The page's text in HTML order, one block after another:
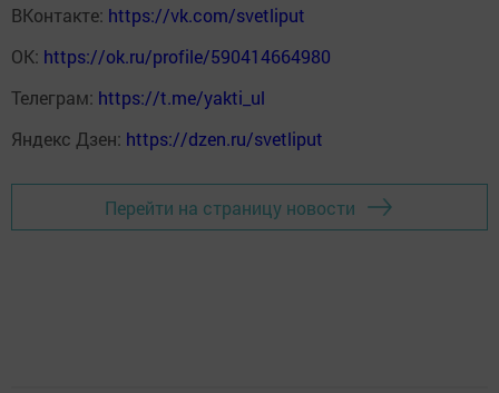
ВКонтакте: https://vk.com/svetliput
ОК: https://ok.ru/profile/590414664980
Телеграм: https://t.me/yakti_ul
Яндекс Дзен: https://dzen.ru/svetliput
Перейти на страницу новости